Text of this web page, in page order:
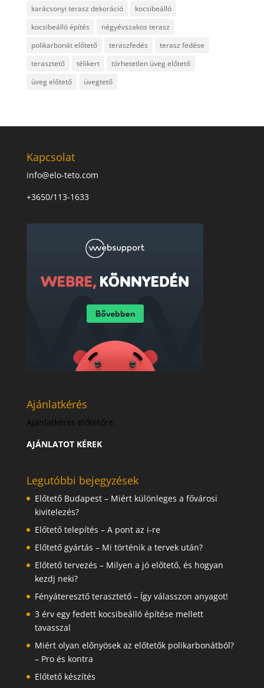
karácsonyi terasz dekoráció
kocsibeálló
kocsibeálló építés
négyévszakos terasz
polikarbonát előtető
teraszfedés
terasz fedése
terasztető
télikert
törhetetlen üveg előtető
üveg előtető
üvegtető
Kapcsolat
info@elo-teto.com
+3650/113-1633
Ajánlatkérés
Ajánlatkérés előtetőre.
AJÁNLATOT KÉREK
Legutóbbi bejegyzések
Előtető Budapest – Miért különleges a fővárosi
kivitelezés?
Előtető telepítés – A pont az i-re
Előtető gyártás – Mi történik a tervek után?
Előtető tervezés – Milyen a jó előtető, és hogyan
kezdj neki?
Fényáteresztő terasztető – Így válasszon anyagot!
3 érv egy fedett kocsibeálló építése mellett
tavasszal
Miért olyan előnyösek az előtetők polikarbonátból?
– Pro és kontra
Előtető készítés